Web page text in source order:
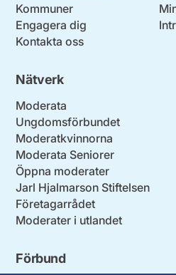
Kommuner
Engagera dig
Kontakta oss
Nätverk
Moderata
Ungdomsförbundet
Moderatkvinnorna
Moderata Seniorer
Öppna moderater
Jarl Hjalmarson Stiftelsen
Företagarrådet
Moderater i utlandet
Förbund